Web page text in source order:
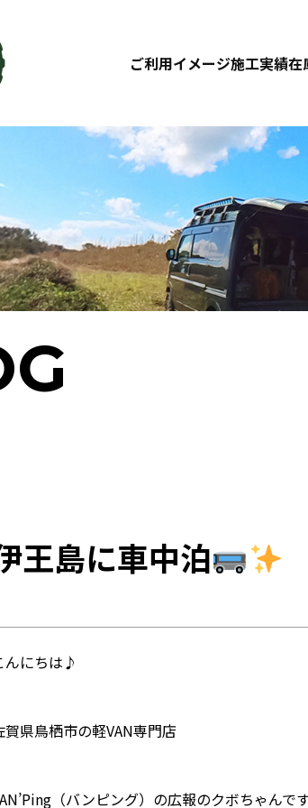
ご利用イメージ施工実績在
王島に車中泊
んにちは♪
賀県鳥栖市の軽VAN専門店
（バンピング）の広報のクボちゃんで